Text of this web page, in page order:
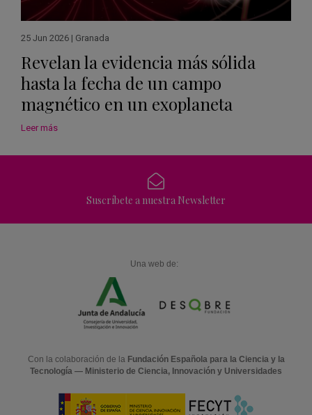
25 Jun 2026 | Granada
Revelan la evidencia más sólida
hasta la fecha de un campo
magnético en un exoplaneta
Leer más
Suscríbete a nuestra Newsletter
Una web de:
Con la colaboración de la Fundación Española para la Ciencia y la
Tecnología — Ministerio de Ciencia, Innovación y Universidades